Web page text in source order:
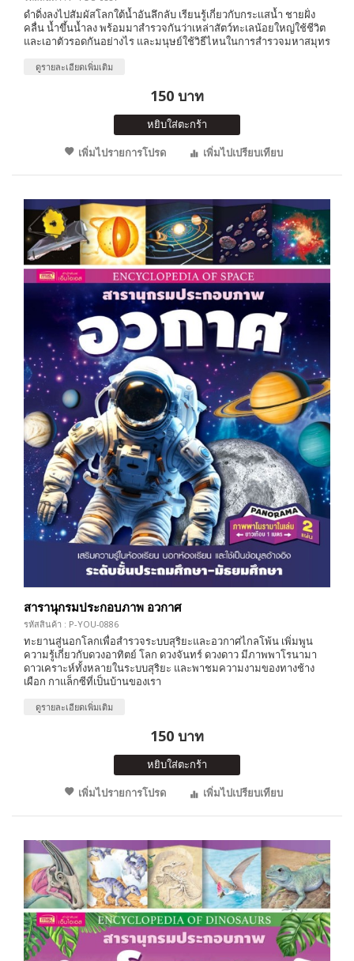
ดำดิ่งลงไปสัมผัสโลกใต้น้ำอันลึกลับ เรียนรู้เกี่ยวกับกระเเสน้ำ ชายฝั่ง
คลื่น น้ำขึ้นน้ำลง พร้อมมาสำรวจกันว่าเหล่าสัตว์ทะเลน้อยใหญ่ใช้ชีวิต
และเอาตัวรอดกันอย่างไร และมนุษย์ใช้วิธีไหนในการสำรวจมหาสมุทร
ดูรายละเอียดเพิ่มเติม
150 บาท
หยิบใส่ตะกร้า
เพิ่มไปรายการโปรด
เพิ่มไปเปรียบเทียบ
สารานุกรมประกอบภาพ อวกาศ
รหัสสินค้า : P-YOU-0886
ทะยานสู่นอกโลกเพื่อสำรวจระบบสุริยะและอวกาศไกลโพ้น เพิ่มพูน
ความรู้เกี่ยวกับดวงอาทิตย์ โลก ดวงจันทร์ ดวงดาว มีภาพพาโรนามา
ดาวเคราะห์ทั้งหลายในระบบสุริยะ และพาชมความงามของทางช้าง
เผือก กาแล็กซีที่เป็นบ้านของเรา
ดูรายละเอียดเพิ่มเติม
150 บาท
หยิบใส่ตะกร้า
เพิ่มไปรายการโปรด
เพิ่มไปเปรียบเทียบ